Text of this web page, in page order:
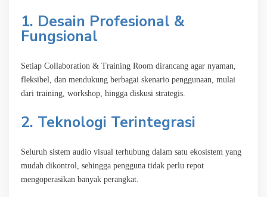
1. Desain Profesional &
Fungsional
Setiap Collaboration & Training Room dirancang agar nyaman,
fleksibel, dan mendukung berbagai skenario penggunaan, mulai
dari training, workshop, hingga diskusi strategis.
2. Teknologi Terintegrasi
Seluruh sistem audio visual terhubung dalam satu ekosistem yang
mudah dikontrol, sehingga pengguna tidak perlu repot
mengoperasikan banyak perangkat.